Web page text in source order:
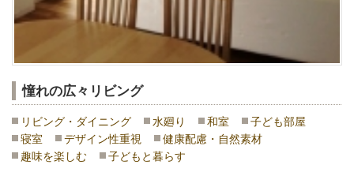
憧れの広々リビング
リビング・ダイニング 水廻り 和室
子ども部屋
寝室
デザイン性重視
健康配慮・自然素材
趣味を楽しむ
子どもと暮らす